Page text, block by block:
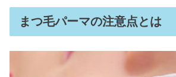
まつ毛パーマの注意点とは